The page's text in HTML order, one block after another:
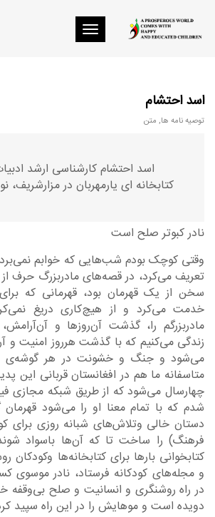
Toggle navigation
اسد احتشام
توصیه نامه ها, متن
اسد احتشام کارشناسی ارشد
کتابخانه ای یارمهربان در مزارشریف،
نادر کبوتر صلح است
وقتی کوچک بودم شب‌هایی که خوابم نمی‌برد
تعریف می‌کرد، در قصه‌های مادربزرگ حرف
سخن از یک قهرمان بود، قهرمانی که
خدمت می‌کرد و از هیچ‌کاری دریغ
مادربزرگم را، گذشت آن‌روزها و
زندگی می‌کنیم که با گذشت هرروز امنیت و
می‌شود و جنگ و خشونت در هر گوشه‌ی
متاسفانه ما هم در افغانستان قربانی این
چهارسال می‌شود که از طریق شبکه مجازی
شدم که با تمام معنا او را می‌شود
دستان خالی وتلاش‌های شبانه روزی برای
فرهنگ) را ساخت تا که آن‌ها باسواد
کتابخوانی بارها برای کتابخانه‌ها
و مجله‌های کودکانه فرستاد، نادر
در راه روشنگری و انسانیت و صلح بی‌وقفه
دویده است و موهایش را در این راه سپید